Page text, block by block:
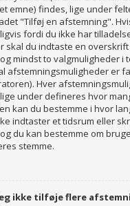
emne) findes, lige under
"Tilføj en afstemning".
fordi du ikke har
skal du indtaste en
mindst to valgmuligheder i
afstemningsmuligheder er
Hver
under defineres hvor
kan du bestemme i hvor
indtaster et tidsrum eller
du kan bestemme om
stemme.
ikke tilføje flere